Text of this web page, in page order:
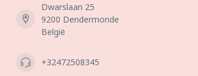
Dwarslaan 25
9200 Dendermonde
België
+32472508345